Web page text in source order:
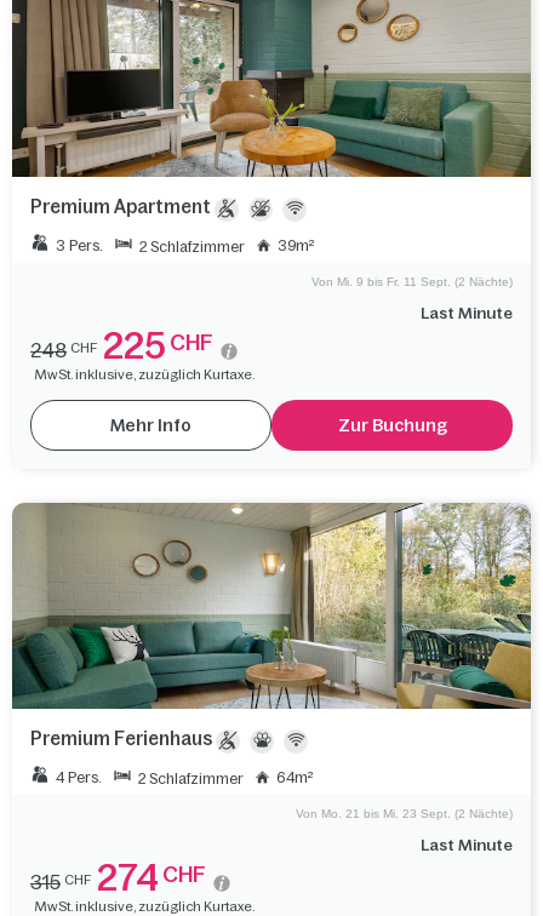
Premium Apartment
3 Pers. 2 Schlafzimmer 39m²
Last Minute
Von Mi. 9 bis Fr. 11 Sept. (2 Nächte)
248 CHF 225 CHF
MwSt. inklusive, zuzüglich Kurtaxe.
Mehr Info Zur Buchung
Premium Ferienhaus
4 Pers. 2 Schlafzimmer 64m²
Last Minute
Von Mo. 21 bis Mi. 23 Sept. (2 Nächte)
315 CHF 274 CHF
MwSt. inklusive, zuzüglich Kurtaxe.